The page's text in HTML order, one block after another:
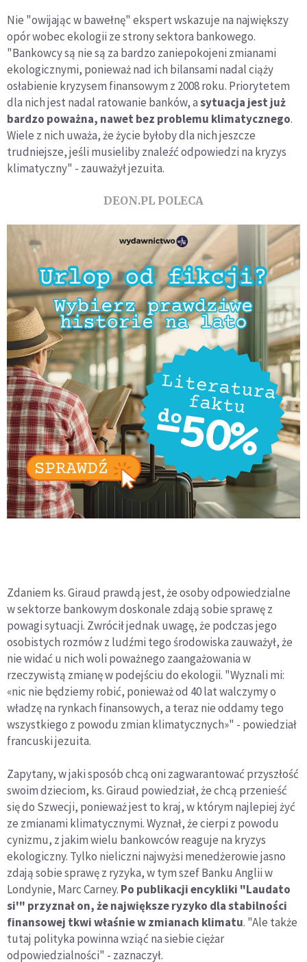
Nie "owijając w bawełnę" ekspert wskazuje na największy
opór wobec ekologii ze strony sektora bankowego.
"Bankowcy są nie są za bardzo zaniepokojeni zmianami
ekologicznymi, ponieważ nad ich bilansami nadal ciąży
osłabienie kryzysem finansowym z 2008 roku. Priorytetem
dla nich jest nadal ratowanie banków, asytuacja jest już
bardzo poważna, nawet bez problemu klimatycznego.
Wiele z nich uważa, że życie byłoby dla nich jeszcze
trudniejsze, jeśli musieliby znaleźć odpowiedzi na kryzys
klimatyczny" - zauważył jezuita.
DEON.PL POLECA
Zdaniem ks. Giraud prawdą jest, że osoby odpowiedzialne
w sektorze bankowym doskonale zdają sobie sprawę z
powagi sytuacji. Zwrócił jednak uwagę, że podczas jego
osobistych rozmów z ludźmi tego środowiska zauważył, że
nie widać u nich woli poważnego zaangażowania w
rzeczywistą zmianę w podejściu do ekologii. "Wyznali mi:
«nic nie będziemy robić, ponieważ od 40 lat walczymy o
władzę na rynkach finansowych, a teraz nie oddamy tego
wszystkiego z powodu zmian klimatycznych»" - powiedział
francuski jezuita.
Zapytany, w jaki sposób chcą oni zagwarantować przyszłość
swoim dzieciom, ks. Giraud powiedział, że chcą przenieść
się do Szwecji, ponieważ jest to kraj, w którym najlepiej żyć
ze zmianami klimatycznymi. Wyznał, że cierpi z powodu
cynizmu, z jakim wielu bankowców reaguje na kryzys
ekologiczny. Tylko nieliczni najwyżsi menedżerowie jasno
zdają sobie sprawę z ryzyka, w tym szef Banku Anglii w
Londynie, Marc Carney. Po publikacji encykliki "Laudato
si'" przyznał on, że największe ryzyko dla stabilności
finansowej tkwi właśnie w zmianach klimatu. "Ale także
tutaj polityka powinna wziąć na siebie ciężar
odpowiedzialności" - zaznaczył.